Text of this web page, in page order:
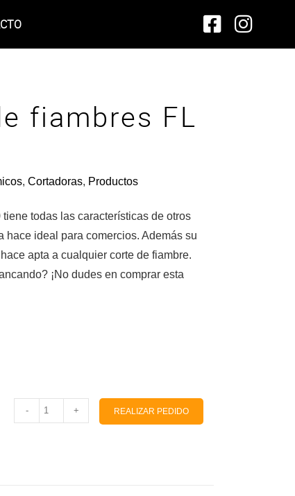
fiambres FL
, Cortadoras, Productos
todas las características de otros
hace ideal para comercios. Además su
apta a cualquier corte de fiambre.
¡No dudes en comprar esta
- + REALIZAR PEDIDO